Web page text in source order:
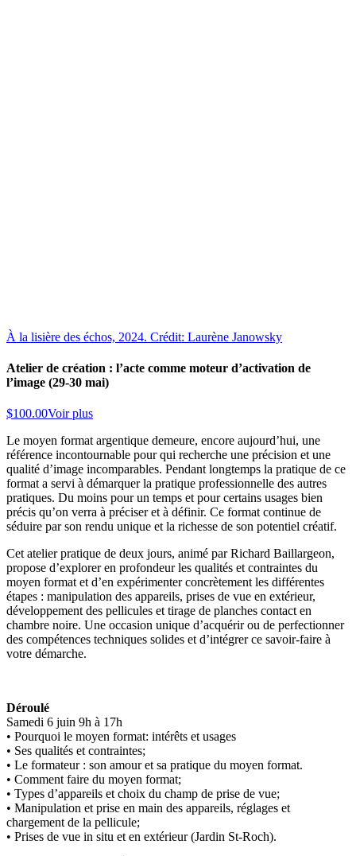
À la lisière des échos, 2024. Crédit: Laurène Janowsky
Atelier de création : l’acte comme moteur d’activation de
l’image (29-30 mai)
$100.00Voir plus
Le moyen format argentique demeure, encore aujourd’hui, une
référence incontournable pour qui recherche une précision et une
qualité d’image incomparables. Pendant longtemps la pratique de ce
format a servi à démarquer la pratique professionnelle des autres
pratiques. Du moins pour un temps et pour certains usages bien
précis qu’on verra à préciser et à définir. Ce format continue de
séduire par son rendu unique et la richesse de son potentiel créatif.
Cet atelier pratique de deux jours, animé par Richard Baillargeon,
propose d’explorer en profondeur les qualités et contraintes du
moyen format et d’en expérimenter concrètement les différentes
étapes : manipulation des appareils, prises de vue en extérieur,
développement des pellicules et tirage de planches contact en
chambre noire. Une occasion unique d’acquérir ou de perfectionner
des compétences techniques solides et d’intégrer ce savoir-faire à
votre démarche.
Déroulé
Samedi 6 juin 9h à 17h
• Pourquoi le moyen format: intérêts et usages
• Ses qualités et contraintes;
• Le formateur : son amour et sa pratique du moyen format.
• Comment faire du moyen format;
• Types d’appareils et choix du champ de prise de vue;
• Manipulation et prise en main des appareils, réglages et
chargement de la pellicule;
• Prises de vue in situ et en extérieur (Jardin St-Roch).